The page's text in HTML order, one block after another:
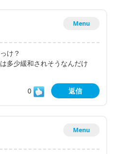
Menu
け？
多少緩和されそうなんだけ
0
返信
Menu